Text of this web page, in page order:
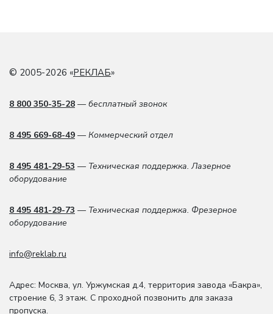
© 2005-2026 «РЕКЛАБ»
8 800 350-35-28 — бесплатный звонок
8 495 669-68-49 — Коммерческий отдел
8 495 481-29-53 — Техническая поддержка. Лазерное
оборудование
8 495 481-29-73 — Техническая поддержка. Фрезерное
оборудование
info@reklab.ru
Адрес: Москва, ул. Уржумская д.4, территория завода «Бакра»,
строение 6, 3 этаж. С проходной позвонить для заказа
пропуска.